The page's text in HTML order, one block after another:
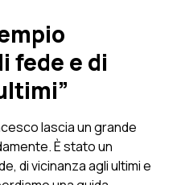
fede e di
lascia un grande
È stato un
di vicinanza agli ultimi e